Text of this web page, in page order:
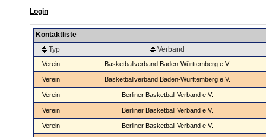
Login
Kontaktliste
Typ
Verband
Verein Basketballverband Baden-Württemberg e.V.
Verein Basketballverband Baden-Württemberg e.V.
Verein Berliner Basketball Verband e.V.
Verein Berliner Basketball Verband e.V.
Verein Berliner Basketball Verband e.V.